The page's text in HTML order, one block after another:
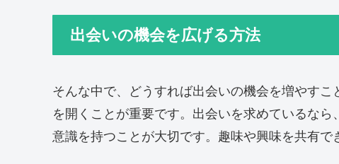
出会いの機会を広げる方法
そんな中で、どうすれば出会いの機会を増やす
を開くことが重要です。出会いを求めているな
意識を持つことが大切です。趣味や興味を共有で